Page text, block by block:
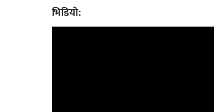
भिडियो: